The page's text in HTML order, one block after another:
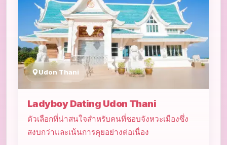
Udon Thani
Ladyboy Dating Udon Thani
ตัวเลือกที่น่าสนใจสำหรับคนที่ชอบจังหวะเมืองซึ่ง
สงบกว่าและเน้นการคุยอย่างต่อเนื่อง